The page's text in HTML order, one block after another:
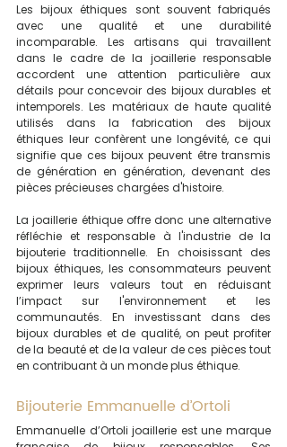
Les bijoux éthiques sont souvent fabriqués
avec une qualité et une durabilité
incomparable. Les artisans qui travaillent
dans le cadre de la joaillerie responsable
accordent une attention particulière aux
détails pour concevoir des bijoux durables et
intemporels. Les matériaux de haute qualité
utilisés dans la fabrication des bijoux
éthiques leur confèrent une longévité, ce qui
signifie que ces bijoux peuvent être transmis
de génération en génération, devenant des
pièces précieuses chargées d'histoire.
La joaillerie éthique offre donc une alternative
réfléchie et responsable à l'industrie de la
bijouterie traditionnelle. En choisissant des
bijoux éthiques, les consommateurs peuvent
exprimer leurs valeurs tout en réduisant
l’impact sur l'environnement et les
communautés. En investissant dans des
bijoux durables et de qualité, on peut profiter
de la beauté et de la valeur de ces pièces tout
en contribuant à un monde plus éthique.
Bijouterie Emmanuelle d’Ortoli
Emmanuelle d’Ortoli joaillerie est une marque